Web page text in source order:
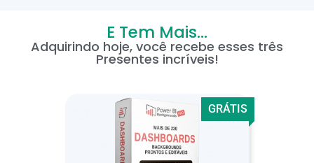
E Tem Mais...
Adquirindo hoje, você recebe esses três
Presentes incríveis!
GRÁTIS